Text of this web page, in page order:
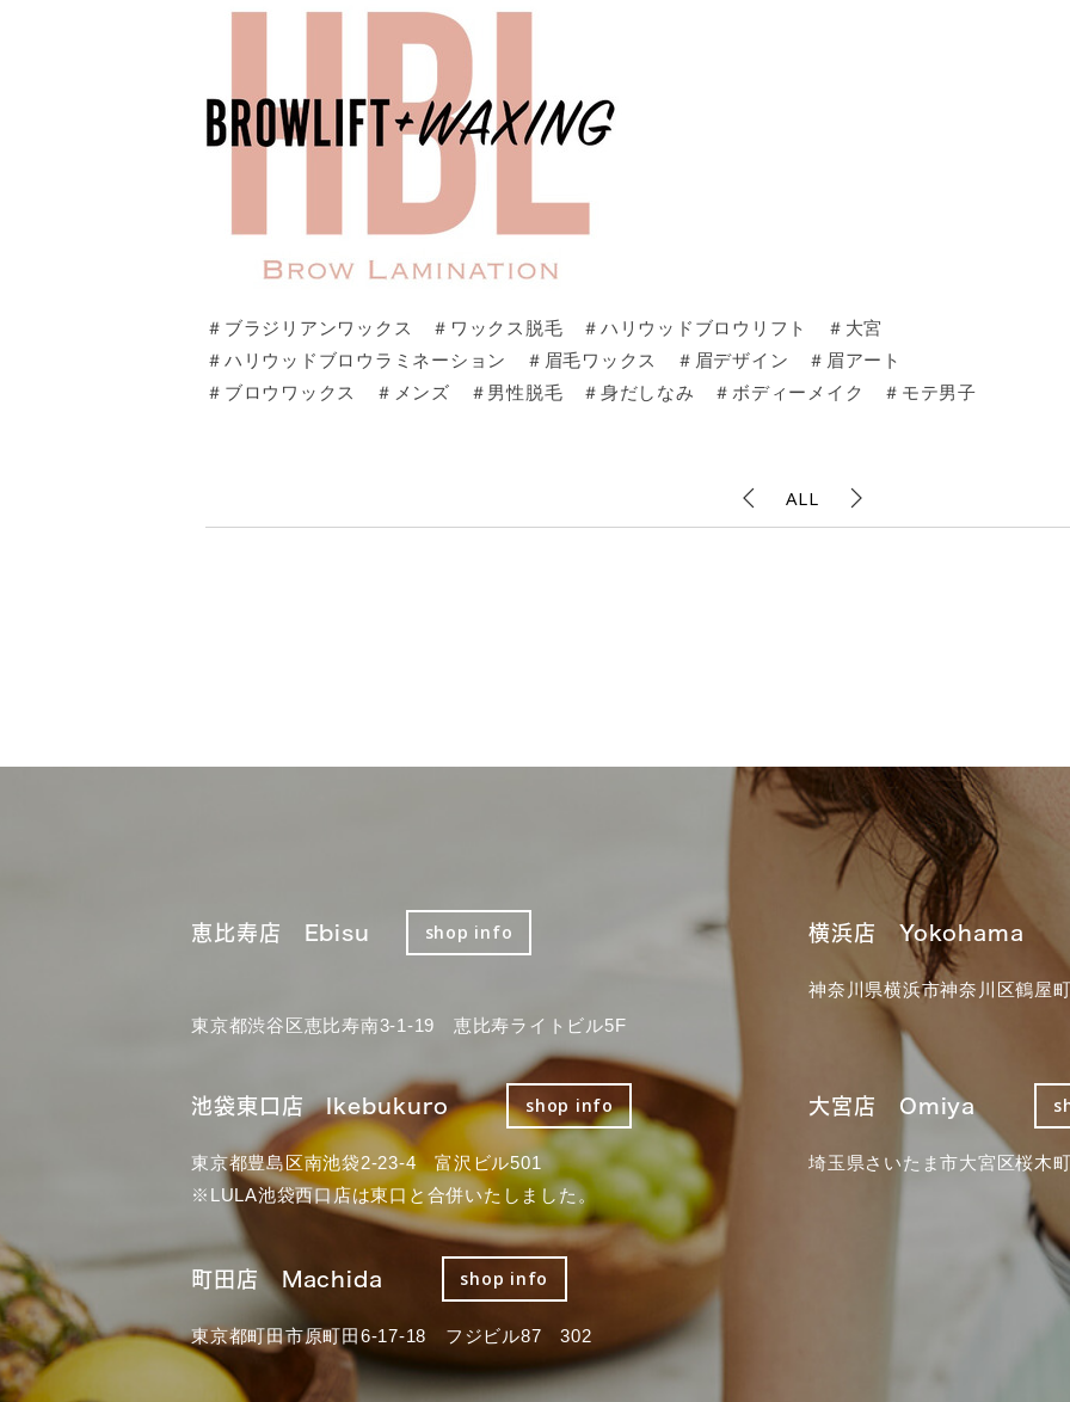
＃ブラジリアンワックス ＃ワックス脱毛 ＃ハリウッドブロウリフト ＃大宮
＃ハリウッドブロウラミネーション ＃眉毛ワックス ＃眉デザイン ＃眉アート
＃ブロウワックス ＃メンズ ＃男性脱毛 ＃身だしなみ ＃ボディーメイク ＃モテ男子
ALL
恵比寿店 Ebisu shop info
東京都渋谷区恵比寿南3-1-19 恵比寿ライトビル5F
横浜店 Yokohama
神奈川県横浜市神奈川区鶴屋
池袋東口店 Ikebukuro shop info
東京都豊島区南池袋2-23-4 富沢ビル501
※LULA池袋西口店は東口と合併いたしました。
大宮店 Omiya
埼玉県さいたま市大宮区桜木
町田店 Machida shop info
東京都町田市原町田6-17-18 フジビル87 302